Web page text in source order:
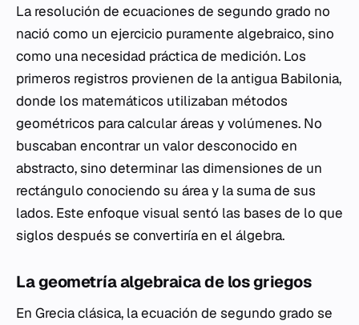
La resolución de ecuaciones de segundo grado no
nació como un ejercicio puramente algebraico, sino
como una necesidad práctica de medición. Los
primeros registros provienen de la antigua Babilonia,
donde los matemáticos utilizaban métodos
geométricos para calcular áreas y volúmenes. No
buscaban encontrar un valor desconocido en
abstracto, sino determinar las dimensiones de un
rectángulo conociendo su área y la suma de sus
lados. Este enfoque visual sentó las bases de lo que
siglos después se convertiría en el álgebra.
La geometría algebraica de los griegos
En Grecia clásica, la ecuación de segundo grado se